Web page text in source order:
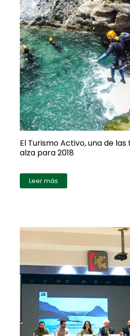
El Turismo Activo, una de
alza para 2018
Leer más